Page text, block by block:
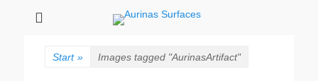
Aurinas Surfaces
Oberflächen Manufaktur
Start » Images tagged "AurinasArtifact"